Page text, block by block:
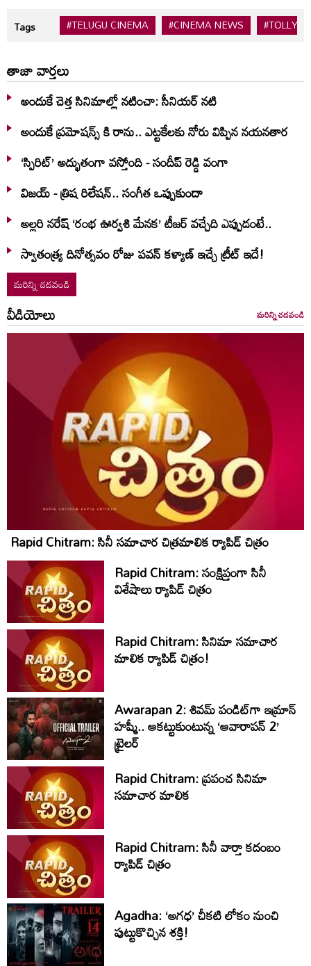
Tags #TELUGU CINEMA #CINEMA NEWS
తాజా వార్తలు
అందుకే చెత్త సినిమాల్లో నటించా: సీనియర్ నటి
అందుకే ప్రమోషన్స్ కి రాను.. ఎట్టకేలకు నోరు విప్పిన నయనతార
‘స్పిరిట్’ అద్భుతంగా వస్తోంది - సందీప్ రెడ్డి వంగా
విజయ్ - త్రిష రిలేషన్.. సంగీత ఒప్పుకుందా
అల్లరి నరేష్ ‘రంభ ఊర్వశి మేనక’ టీజర్ వచ్చేది ఎప్పుడంటే..
స్వాతంత్య్ర దినోత్సవం రోజు పవన్ కళ్యాణ్ ఇచ్చే ట్రీట్ ఇదే!
మరిన్ని చదవండి
వీడియోలు మరిన్ని చదవండి
Rapid Chitram: సినీ సమాచార చిత్రమాలిక ర్యాపిడ్‌ చిత్రం
Rapid Chitram: సంక్షిప్తంగా సినీ
విశేషాలు ర్యాపిడ్ చిత్రం
Rapid Chitram: సినిమా సమాచార
మాలిక ర్యాపిడ్ చిత్రం!
Awarapan 2: శివమ్ పండిట్‌గా ఇమ్రాన్
హష్మీ.. ఆకట్టుకుంటున్న ‘ఆవారాపన్ 2’
ట్రైలర్
Rapid Chitram: ప్రపంచ సినిమా
సమాచార మాలిక
Rapid Chitram: సినీ వార్తా కదంబం
ర్యాపిడ్ చిత్రం
Agadha: ‘అగధ’ చీకటి లోకం నుంచి
పుట్టుకొచ్చిన శక్తి!